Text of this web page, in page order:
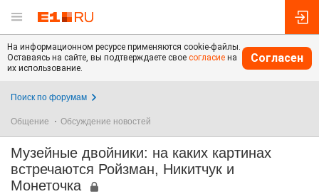
На информационном ресурсе применяются cookie-файлы.
Оставаясь на сайте, вы подтверждаете свое согласие на
их использование.
Согласен
Поиск по форумам
Общение Обсуждение новостей
Музейные двойники: на каких картинах
встречаются Ройзман, Никитчук и
Монеточка